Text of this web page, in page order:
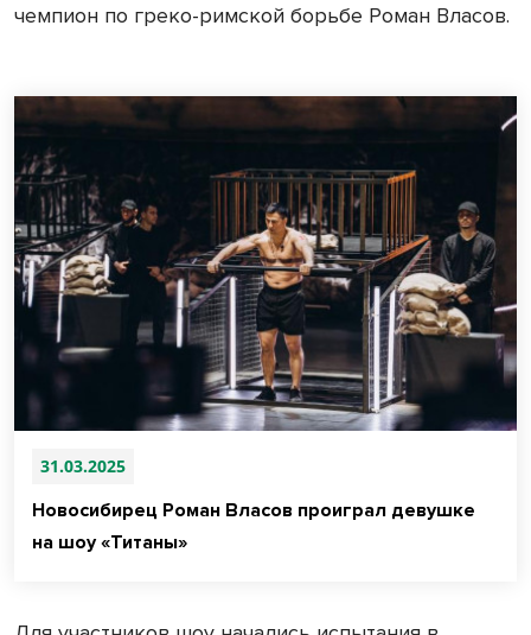
чемпион по греко-римской борьбе Роман Власов.
31.03.2025
Новосибирец Роман Власов проиграл девушке
на шоу «Титаны»